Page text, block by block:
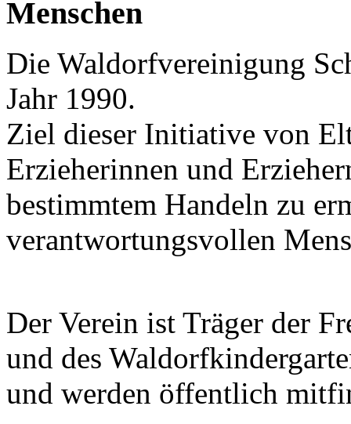
Die Waldorfvereinigung
Jahr 1990.
Ziel dieser Initiative von
Erzieherinnen und
bestimmtem Handeln zu
verantwortungsvollen
Der Verein ist Träger der
und des
und werden öffentlich